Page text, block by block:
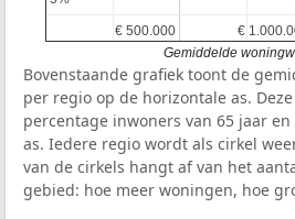
€ 500.000
€ 500.000 €
€
Gemiddelde
Bovenstaande grafiek toont de
per regio op de horizontale as.
percentage inwoners van 65 jaar
as. Iedere regio wordt als cirkel
van de cirkels hangt af van het
gebied: hoe meer woningen, hoe